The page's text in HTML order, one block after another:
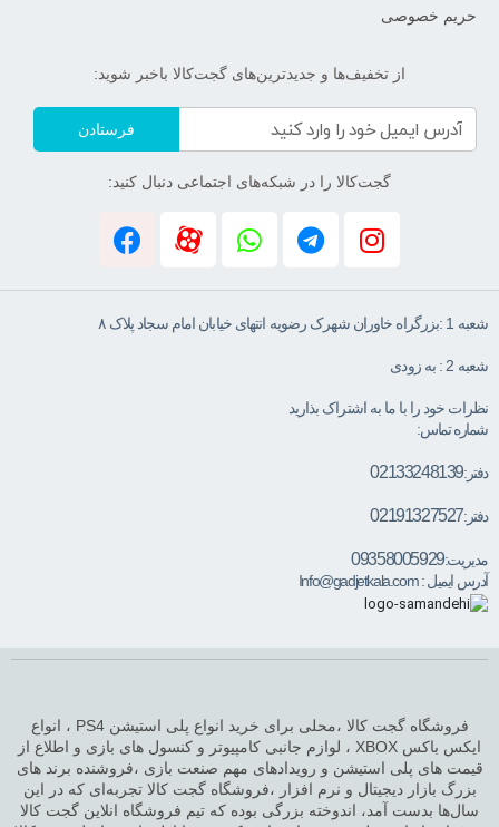
حریم خصوصی
از تخفیف‌ها و جدیدترین‌های گجت‌کالا باخبر شوید:
فرستادن
گجت‌کالا را در شبکه‌های اجتماعی دنبال کنید:
شعبه 1 :بزرگراه خاوران شهرک رضویه انتهای خیابان امام سجاد پلاک ۸
شعبه 2 : به زودی
نظرات خود را با ما به اشتراک بذارید
شماره تماس:
دفتر:02133248139
دفتر:02191327527
مدیریت:09358005929
آدرس ایمیل :Info@gadjetkala.com
فروشگاه گجت کالا ،محلی برای خرید انواع پلی استیشن PS4 ، انواع
ایکس باکس XBOX ، لوازم جانبی کامپیوتر و کنسول های بازی و اطلاع از
قیمت های پلی استیشن و رویدادهای مهم صنعت بازی ،فروشنده برند های
بزرگ بازار دیجیتال و نرم افزار ،فروشگاه گجت کالا تجربه‌ای که در این
سال‌ها بدست آمد، اندوخته بزرگی بوده که تیم فروشگاه انلاین گجت کالا